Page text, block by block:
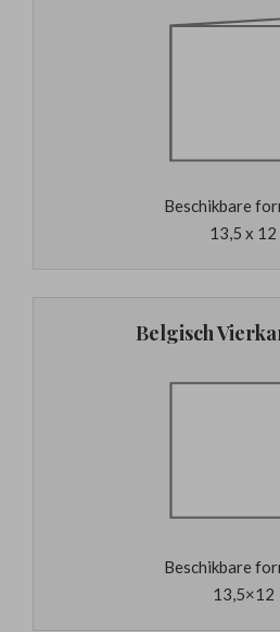
Beschikbare
13,5 x 12
Belgisch
Beschikbare
13,5×12